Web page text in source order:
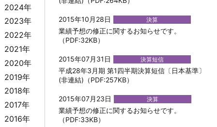
2024年
2023年
2022年
2021年
2020年
2019年
2018年
2017年
2016年
2015年10月28日 決算
業績予想の修正に関するお知らせです。
（PDF:32KB）
2015年07月31日 決算短信
平成28年3月期 第1四半期決算短信〔日本基準〕
(非連結)（PDF:257KB）
2015年07月23日 決算
業績予想の修正に関するお知らせです。
（PDF:33KB）